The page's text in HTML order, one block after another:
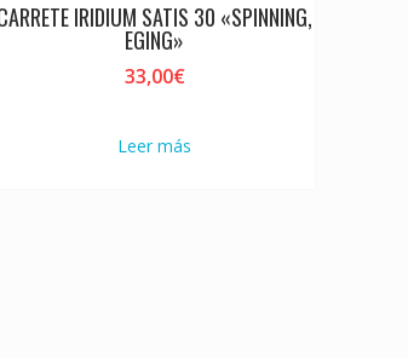
IRIDIUM SATIS 30 «SPINNING,
EGING»
33,00€
Leer más